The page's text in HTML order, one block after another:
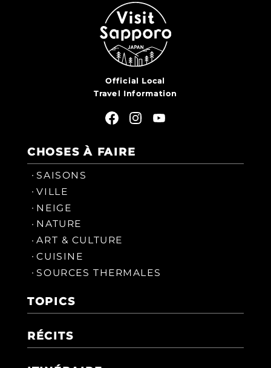
Official Local
Travel Information
CHOSES À FAIRE
SAISONS
VILLE
NEIGE
NATURE
ART & CULTURE
CUISINE
SOURCES THERMALES
TOPICS
RÉCITS